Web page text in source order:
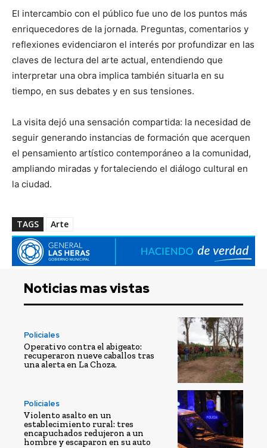
El intercambio con el público fue uno de los puntos más
enriquecedores de la jornada. Preguntas, comentarios y
reflexiones evidenciaron el interés por profundizar en las
claves de lectura del arte actual, entendiendo que
interpretar una obra implica también situarla en su
tiempo, en sus debates y en sus tensiones.
La visita dejó una sensación compartida: la necesidad de
seguir generando instancias de formación que acerquen
el pensamiento artístico contemporáneo a la comunidad,
ampliando miradas y fortaleciendo el diálogo cultural en
la ciudad.
TAGS Arte
Noticias mas vistas
Policiales
Operativo contra el abigeato:
recuperaron nueve caballos tras
una alerta en La Choza.
Policiales
Violento asalto en un
establecimiento rural: tres
encapuchados redujeron a un
hombre y escaparon en su auto